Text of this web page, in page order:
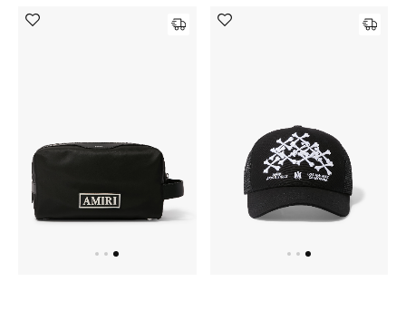
الموسم الجديد
أحذية النسائية
الرجال